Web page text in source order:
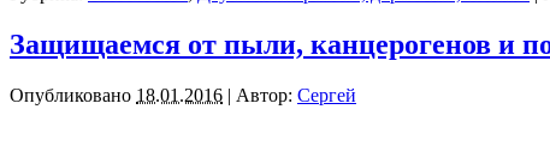
Защищаемся от пыли, канцерогенов и
Опубликовано 18.01.2016 | Автор: Сергей